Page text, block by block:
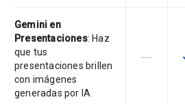
Gemini en
Presentaciones: Haz
que tus
presentaciones brillen
con imágenes
generadas por IA
Esta
horizontal_rule